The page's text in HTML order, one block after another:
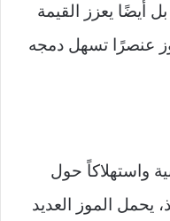
أيضًا يعزز القيمة
عنصرًا تسهل دمجه
واستهلاكاً حول
يحمل الموز العديد